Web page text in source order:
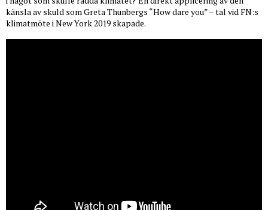
känsla av skuld som Greta Thunbergs “How dare you” – tal vid FN:s
klimatmöte i New York 2019 skapade.